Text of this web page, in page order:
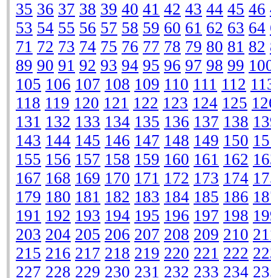
35 36 37 38 39 40 41 42 43 44 45 46
53 54 55 56 57 58 59 60 61 62 63 64
71 72 73 74 75 76 77 78 79 80 81 82
89 90 91 92 93 94 95 96 97 98 99
105 106 107 108 109 110 111 112
118 119 120 121 122 123 124 125
131 132 133 134 135 136 137 138
143 144 145 146 147 148 149 150
155 156 157 158 159 160 161 162
167 168 169 170 171 172 173 174
179 180 181 182 183 184 185 186
191 192 193 194 195 196 197 198
203 204 205 206 207 208 209 210
215 216 217 218 219 220 221 222
227 228 229 230 231 232 233 234